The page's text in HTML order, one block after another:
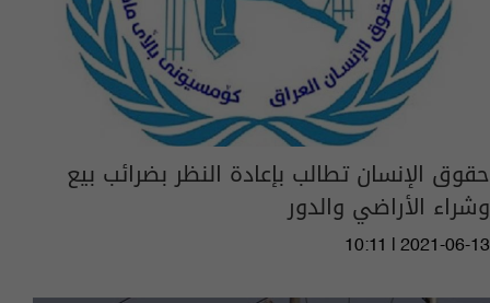
حقوق الإنسان تطالب بإعادة النظر بضرائب بيع
وشراء الأراضي والدور
10:11 | 2021-06-13